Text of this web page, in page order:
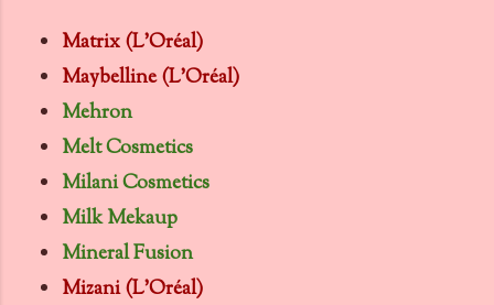
Matrix (L'Oréal)
Maybelline (L'Oréal)
Mehron
Melt Cosmetics
Milani Cosmetics
Milk Mekaup
Mineral Fusion
Mizani (L'Oréal)